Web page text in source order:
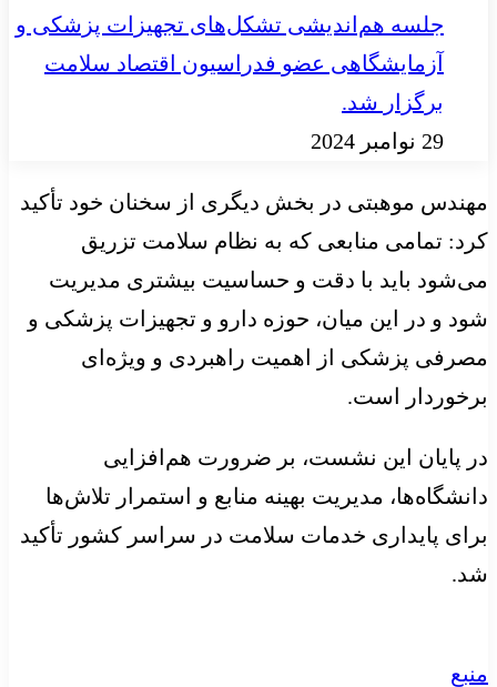
جلسه هم‌اندیشی تشکل‌های تجهیزات پزشکی و
آزمایشگاهی عضو فدراسیون اقتصاد سلامت
برگزار شد.
29 نوامبر 2024
مهندس موهبتی در بخش دیگری از سخنان خود تأکید
کرد: تمامی منابعی که به نظام سلامت تزریق
می‌شود باید با دقت و حساسیت بیشتری مدیریت
شود و در این میان، حوزه دارو و تجهیزات پزشکی و
مصرفی پزشکی از اهمیت راهبردی و ویژه‌ای
برخوردار است.
در پایان این نشست، بر ضرورت هم‌افزایی
دانشگاه‌ها، مدیریت بهینه منابع و استمرار تلاش‌ها
برای پایداری خدمات سلامت در سراسر کشور تأکید
شد.
منبع